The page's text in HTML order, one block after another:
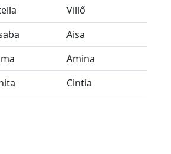
Villő
Aisa
Amina
Cintia